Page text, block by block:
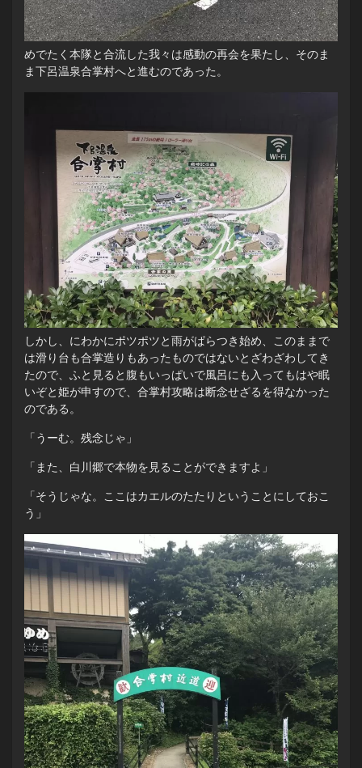
めでたく本隊と合流した我々は感動の再会を果たし、そのま
ま下呂温泉合掌村へと進むのであった。
しかし、にわかにポツポツと雨がぱらつき始め、このままで
は滑り台も合掌造りもあったものではないとざわざわしてき
たので、ふと見ると腹もいっぱいで風呂にも入ってもはや眠
いぞと姫が申すので、合掌村攻略は断念せざるを得なかった
のである。
「うーむ。残念じゃ」
「また、白川郷で本物を見ることができますよ」
「そうじゃな。ここはカエルのたたりということにしておこ
う」